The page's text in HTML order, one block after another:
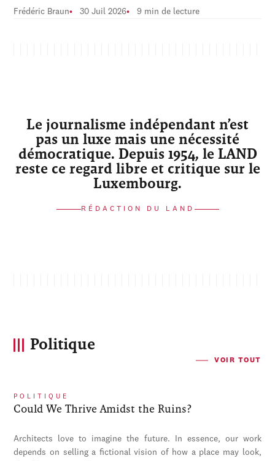
Frédéric Braun 30 Juil 2026 9 min de lecture
Le journalisme indépendant n’est
pas un luxe mais une nécessité
démocratique. Depuis 1954, le LAND
reste ce regard libre et critique sur le
Luxembourg.
RÉDACTION DU LAND
Politique
VOIR TOUT
POLITIQUE
Could We Thrive Amidst the Ruins?
Architects love to imagine the future. In essence, our work
depends on selling a fictional vision of how a place may look,